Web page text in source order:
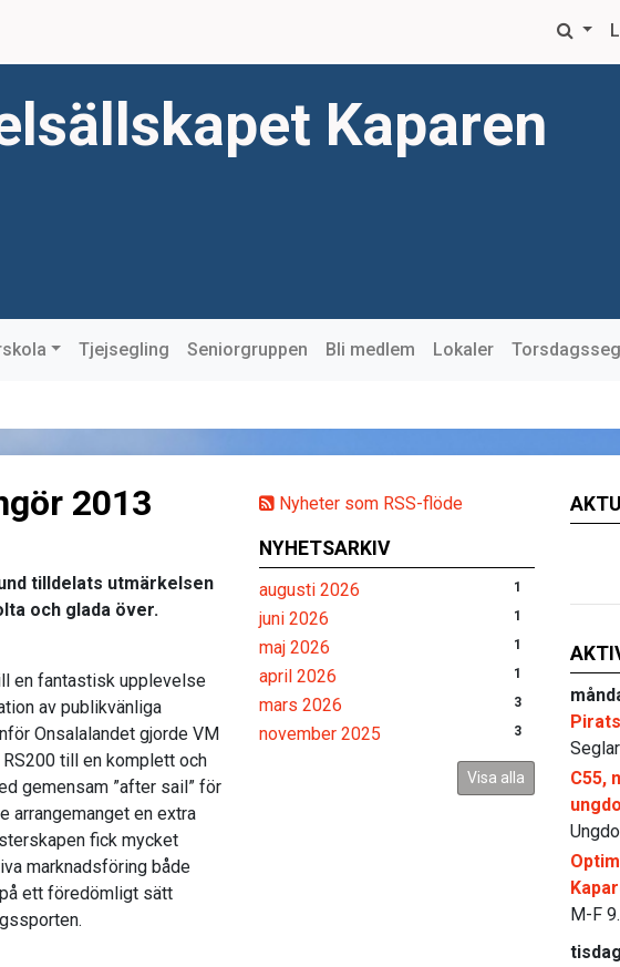
Kaparen
Tjejsegling Seniorgruppen Bli medlem Lokaler
Nyheter som RSS-flöde
NYHETSARKIV
augusti 2026 1
juni 2026 1
maj 2026 1
april 2026 1
mars 2026 3
november 2025 3
Visa alla
2013
tilldelats utmärkelsen
och glada över.
en fantastisk upplevelse
av publikvänliga
Onsalalandet gjorde VM
till en komplett och
gemensam ”after sail” för
arrangemanget en extra
fick mycket
marknadsföring både
ett föredömligt sätt
C55,
M-F